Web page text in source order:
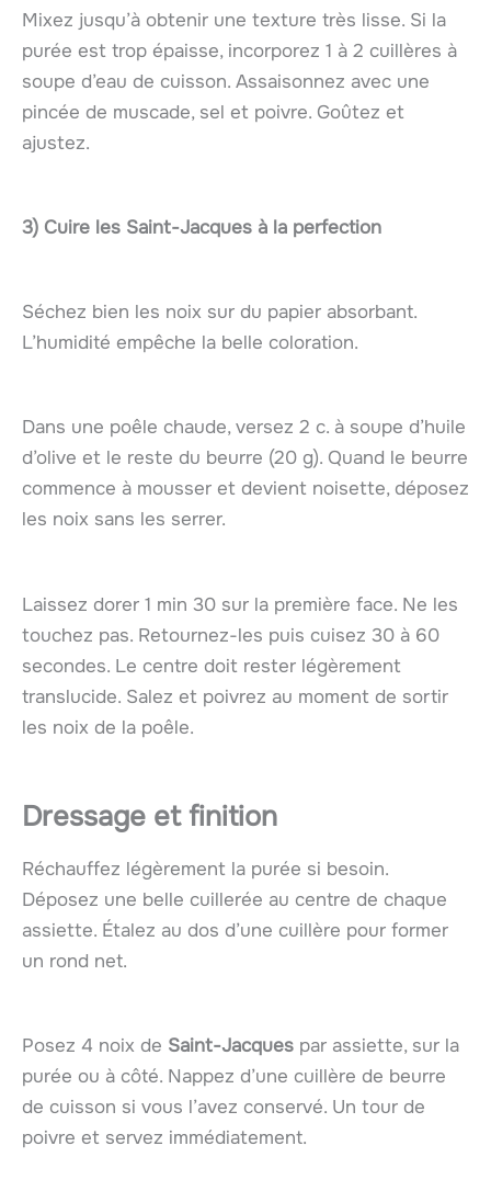
Mixez jusqu’à obtenir une texture très lisse. Si la
purée est trop épaisse, incorporez 1 à 2 cuillères à
soupe d’eau de cuisson. Assaisonnez avec une
pincée de muscade, sel et poivre. Goûtez et
ajustez.
3) Cuire les Saint-Jacques à la perfection
Séchez bien les noix sur du papier absorbant.
L’humidité empêche la belle coloration.
Dans une poêle chaude, versez 2 c. à soupe d’huile
d’olive et le reste du beurre (20 g). Quand le beurre
commence à mousser et devient noisette, déposez
les noix sans les serrer.
Laissez dorer 1 min 30 sur la première face. Ne les
touchez pas. Retournez-les puis cuisez 30 à 60
secondes. Le centre doit rester légèrement
translucide. Salez et poivrez au moment de sortir
les noix de la poêle.
Dressage et finition
Réchauffez légèrement la purée si besoin.
Déposez une belle cuillerée au centre de chaque
assiette. Étalez au dos d’une cuillère pour former
un rond net.
Posez 4 noix de Saint-Jacques par assiette, sur la
purée ou à côté. Nappez d’une cuillère de beurre
de cuisson si vous l’avez conservé. Un tour de
poivre et servez immédiatement.